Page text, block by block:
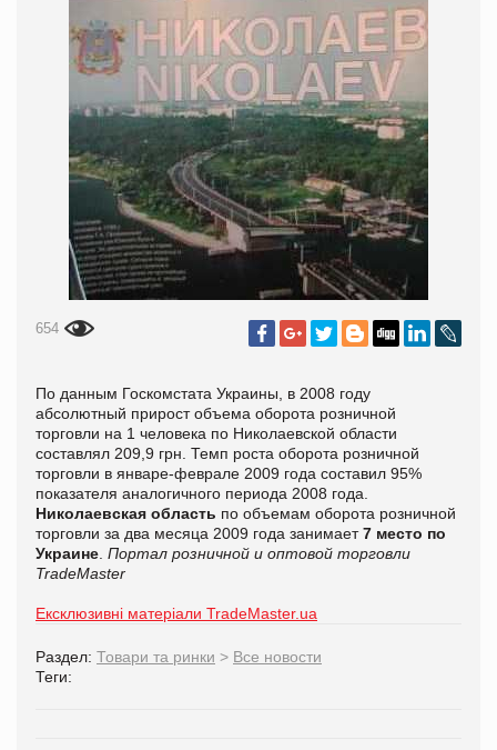
654
По данным Госкомстата Украины, в 2008 году
абсолютный прирост объема оборота розничной
торговли на 1 человека по Николаевской области
составлял 209,9 грн. Темп роста оборота розничной
торговли в январе-феврале 2009 года составил 95%
показателя аналогичного периода 2008 года.
Николаевская область по объемам оборота розничной
торговли за два месяца 2009 года занимает7 место по
Украине Портал розничной и оптовой торговли
TradeMaster
Ексклюзивні матеріали TradeMaster.ua
Раздел: Товари та ринки > Все новости
Теги: